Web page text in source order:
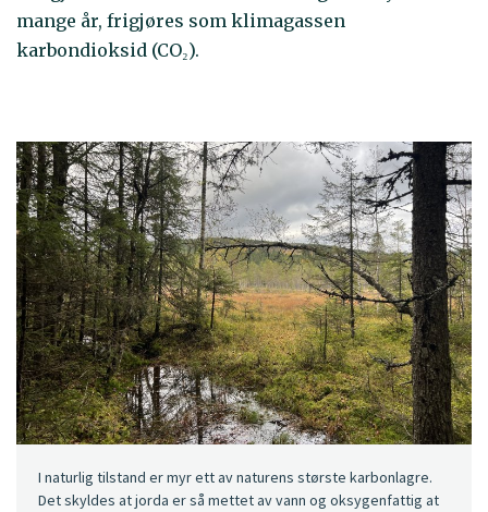
mange år, frigjøres som klimagassen
karbondioksid (CO₂).
I naturlig tilstand er myr ett av naturens største karbonlagre.
Det skyldes at jorda er så mettet av vann og oksygenfattig at